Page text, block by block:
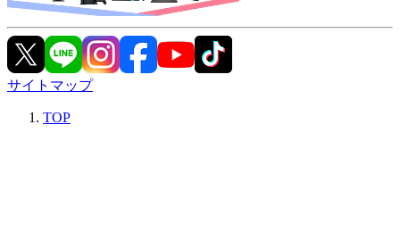
サイトマップ
TOP